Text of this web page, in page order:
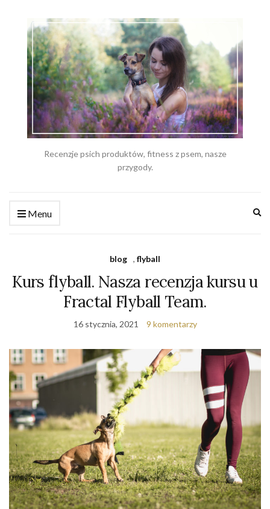
Recenzje psich produktów, fitness z psem, nasze
przygody.
Menu
blog , flyball
Kurs flyball. Nasza recenzja kursu u
Fractal Flyball Team.
16 stycznia, 2021 9 komentarzy